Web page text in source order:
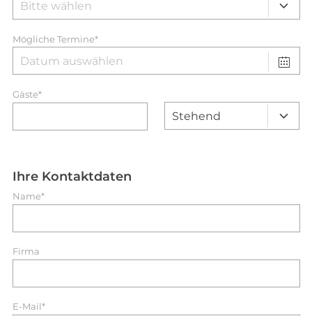
Mögliche Termine*
Gäste*
Ihre Kontaktdaten
Name*
Firma
E-Mail*